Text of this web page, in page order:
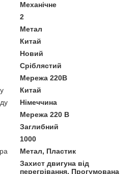
Механічне
2
Метал
Китай
Новий
Сріблястий
Мережа 220В
Китай
Німеччина
Мережа 220 В
Заглибний
1000
Метал, Пластик
Захист двигуна від
перегрівання. Прогумована